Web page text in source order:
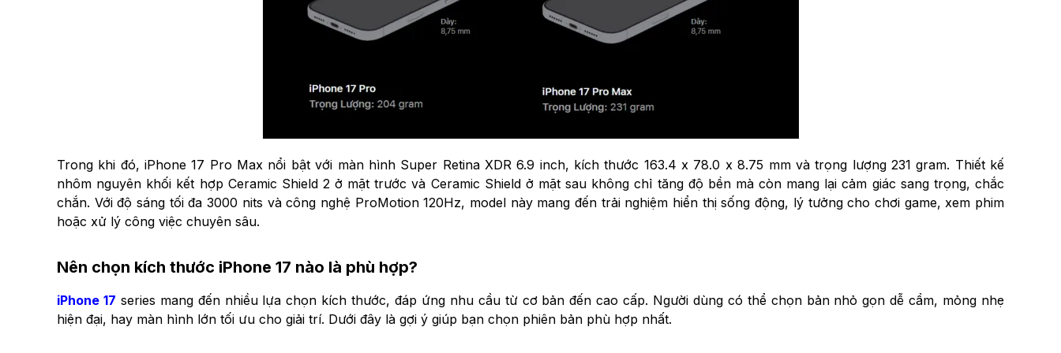
Trong khi đó, iPhone 17 Pro Max nổi bật với màn hình Super Retina XDR 6.9 inch, kích thước 163.4 x 78.0 x 8.75 mm và trọng lượng 231 gram. Thiết kế
nhôm nguyên khối kết hợp Ceramic Shield 2 ở mặt trước và Ceramic Shield ở mặt sau không chỉ tăng độ bền mà còn mang lại cảm giác sang trọng, chắc
chắn. Với độ sáng tối đa 3000 nits và công nghệ ProMotion 120Hz, model này mang đến trải nghiệm hiển thị sống động, lý tưởng cho chơi game, xem phim
hoặc xử lý công việc chuyên sâu.
Nên chọn kích thước iPhone 17 nào là phù hợp?
iPhone 17 series mang đến nhiều lựa chọn kích thước, đáp ứng nhu cầu từ cơ bản đến cao cấp. Người dùng có thể chọn bản nhỏ gọn dễ cầm, mỏng nhẹ
hiện đại, hay màn hình lớn tối ưu cho giải trí. Dưới đây là gợi ý giúp bạn chọn phiên bản phù hợp nhất.